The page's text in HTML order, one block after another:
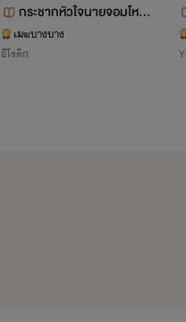
กระชากหัวใจนายจอมโหด *
จบบริบูรณ์*
เมฆบางบาง
อีโรติก
Y